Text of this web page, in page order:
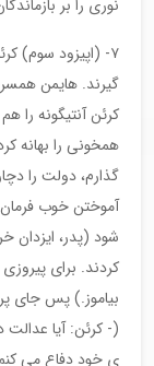
نوری را بر
۷- (اپیزود سوم)
گیرند. هایمن همسر
کرئن آنتیگونه را
همخونی را بهانه
گذارم، دولت را
آموختن خوب
شود (پدر، ایزدان
کردند. برای
بیاموز.) پس جای
(- کرئن: آیا
ی خود دفاع می